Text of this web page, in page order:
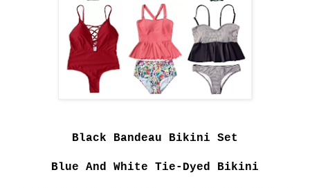
Black Bandeau Bikini Set
Blue And White Tie-Dyed Bikini